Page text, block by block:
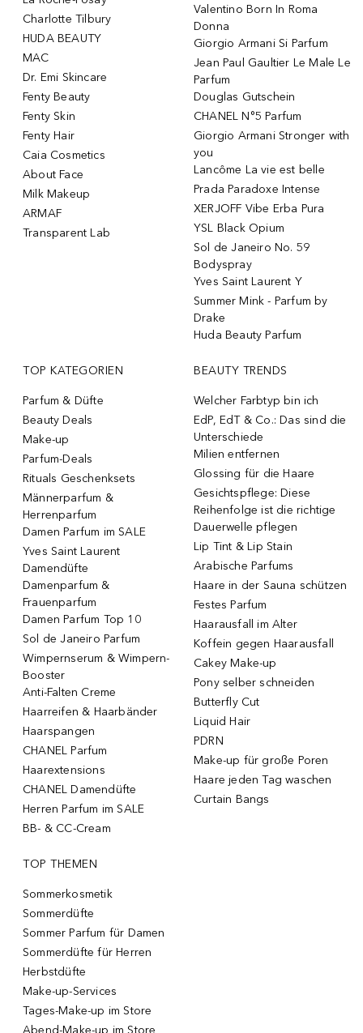
Charlotte Tilbury
HUDA BEAUTY
MAC
Dr. Emi Skincare
Fenty Beauty
Fenty Skin
Fenty Hair
Caia Cosmetics
About Face
Milk Makeup
ARMAF
Transparent Lab
Valentino Born In Roma
Donna
Giorgio Armani Si Parfum
Jean Paul Gaultier Le Male Le
Parfum
Douglas Gutschein
CHANEL N°5 Parfum
Giorgio Armani Stronger with
you
Lancôme La vie est belle
Prada Paradoxe Intense
XERJOFF Vibe Erba Pura
YSL Black Opium
Sol de Janeiro No. 59
Bodyspray
Yves Saint Laurent Y
Summer Mink - Parfum by
Drake
Huda Beauty Parfum
TOP KATEGORIEN
Parfum & Düfte
Beauty Deals
Make-up
Parfum-Deals
Rituals Geschenksets
Männerparfum &
Herrenparfum
Damen Parfum im SALE
Yves Saint Laurent
Damendüfte
Damenparfum &
Frauenparfum
Damen Parfum Top 10
Sol de Janeiro Parfum
Wimpernserum & Wimpern-
Booster
Anti-Falten Creme
Haarreifen & Haarbänder
Haarspangen
CHANEL Parfum
Haarextensions
CHANEL Damendüfte
Herren Parfum im SALE
BB- & CC-Cream
BEAUTY TRENDS
Welcher Farbtyp bin ich
EdP, EdT & Co.: Das sind die
Unterschiede
Milien entfernen
Glossing für die Haare
Gesichtspflege: Diese
Reihenfolge ist die richtige
Dauerwelle pflegen
Lip Tint & Lip Stain
Arabische Parfums
Haare in der Sauna schützen
Festes Parfum
Haarausfall im Alter
Koffein gegen Haarausfall
Cakey Make-up
Pony selber schneiden
Butterfly Cut
Liquid Hair
PDRN
Make-up für große Poren
Haare jeden Tag waschen
Curtain Bangs
TOP THEMEN
Sommerkosmetik
Sommerdüfte
Sommer Parfum für Damen
Sommerdüfte für Herren
Herbstdüfte
Make-up-Services
Tages-Make-up im Store
Abend-Make-up im Store